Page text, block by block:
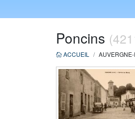
Poncins
ACCUEIL